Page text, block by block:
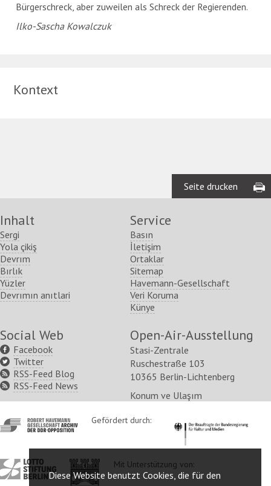
Diese Website benutzt Cookies, die für den
Bürgerschreck, aber zuweilen als Schreck der Regierenden.
Ilko-Sascha Kowalczuk
Kontext
Seite drucken
Inhalt
Sergi
Yola çikiş
Devrım
Bırlık
Yüzler
Devrımın anıtlari
Service
Basın
İletişim
Ortaklar
Sitemap
Havemann-Gesellschaft
Veri Koruma
Künye
Social Web
Facebook
Twitter
RSS-Feed Blog
RSS-Feed News
Open-Air-Ausstellung
Stasi-Zentrale
Ruschestraße 103
10365 Berlin-Lichtenberg
Konum ve Ulaşım
http://www.havemann-
gesellschaft.de/
Gefördert durch: http://
http://www.lotto-
stiftung-
http://www.berlin.de/ba-
lichtenberg/
Mit Unterstützung von: